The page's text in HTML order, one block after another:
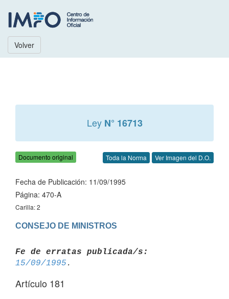
Volver
Ley N° 16713
Documento original Toda la Norma Ver Imagen del D.O.
Fecha de Publicación: 11/09/1995
Página: 470-A
Carilla: 2
Fe de erratas publicada/s:
15/09/1995
Artículo 181